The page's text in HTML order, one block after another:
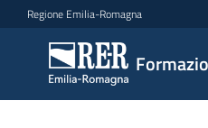
Vai al contenuto
Vai alla navigazione
Vai al footer
Regione Emilia-Romagna
Formazione
e lavoro